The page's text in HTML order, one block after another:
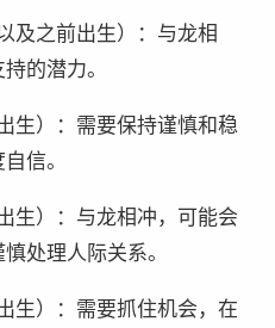
及之前出生）：与龙相
的潜力。
生）：需要保持谨慎和稳
信。
生）：与龙相冲，可能会
处理人际关系。
生）：需要抓住机会，在